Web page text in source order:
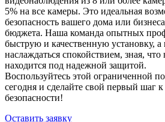
5% на все камеры. Это идеальная
безопасность вашего дома или
бюджета. Наша команда опытных
быструю и качественную установку,
наслаждаться спокойствием, зная, что
находится под надежной защитой.
Воспользуйтесь этой ограниченной
сегодня и сделайте свой первый шаг
безопасности!
Оставить заявку